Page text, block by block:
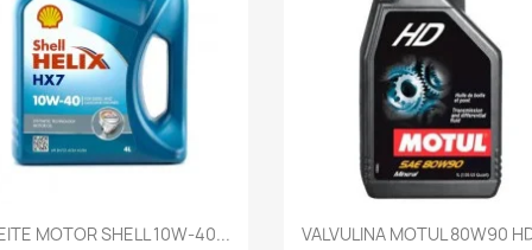
Vista rápida
MOTOR SHELL 10W-40...  Vista rápida
VALVULINA MOTUL 80W90